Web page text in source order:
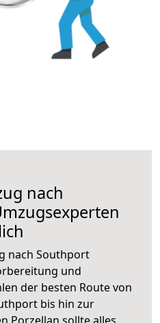
nach
nach Southport
und
der besten Route von
bis hin zur